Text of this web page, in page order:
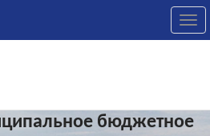
бюджетное